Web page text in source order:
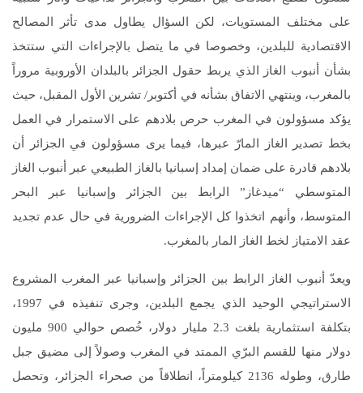
على مختلف المستويات، لكن السؤال يطاول مدى تأثر المصالح
الاقتصادية للبلدين، وخصوصا في ما يتصل بالإجراءات التي ستتخذ
بشأن أنبوب الغاز الذي يربط حقول الجزائر بالبلدان الأوروبية مروراً
بالمغرب، وينتهي الاتفاق بشأنه في أكتوبر/ تشرين الأول المقبل، حيث
يؤكد مسؤولون في المغرب حرص بلادهم على الاستمرار في العمل
بخط تصدير الغاز المارّ عبرها، فيما يرى مسؤولون في الجزائر أن
بلادهم قادرة على ضمان إمداد إسبانيا بالغاز الطبيعي عبر أنبوب الغاز
المتوسطي “ميدغاز” الرابط بين الجزائر وإسبانيا عبر البحر
المتوسط، وأنهم اتخذوا كل الإجراءات الضرورية في حال عدم تجديد
عقد الامتياز لخط الغاز المار بالمغرب.
ويعدّ أنبوب الغاز الرابط بين الجزائر وإسبانيا عبر المغرب المشروع
الاستراتيجي الوحيد الذي يجمع البلدين، وجرى تنفيذه في 1997،
بتكلفة استثمارية بلغت 2.3 مليار دولار، خُصص حوالي 900 مليون
دولار منها للقسم البرّي الممتد في المغرب وصولاً إلى مضيق جبل
طارق، وطوله 2136 كيلومتراً، انطلاقاً من صحراء الجزائر، وتحصل